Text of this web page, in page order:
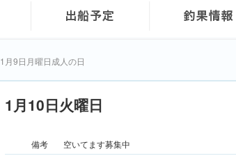
1月9日月曜日成人の日
1月10日火曜日
備考 空いてます募集中